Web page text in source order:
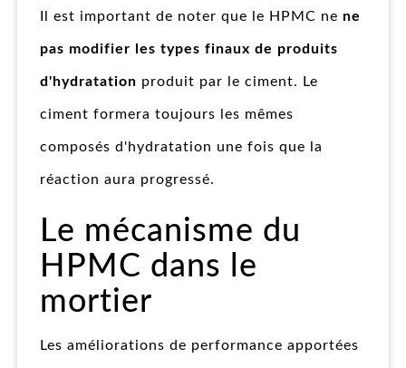
Il est important de noter que le HPMC ne ne
pas modifier les types finaux de produits
d'hydratation produit par le ciment. Le
ciment formera toujours les mêmes
composés d'hydratation une fois que la
réaction aura progressé.
Le mécanisme du
HPMC dans le
mortier
Les améliorations de performance apportées